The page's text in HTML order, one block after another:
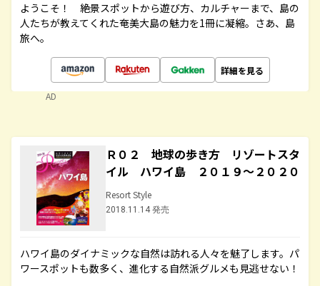
ようこそ！ 絶景スポットから遊び方、カルチャーまで、島の
人たちが教えてくれた奄美大島の魅力を1冊に凝縮。さあ、島
旅へ。
詳細を見る
AD
Ｒ０２ 地球の歩き方 リゾートスタ
イル ハワイ島 ２０１９～２０２０
Resort Style
2018.11.14 発売
ハワイ島のダイナミックな自然は訪れる人々を魅了します。パ
ワースポットも数多く、進化する自然派グルメも見逃せない！